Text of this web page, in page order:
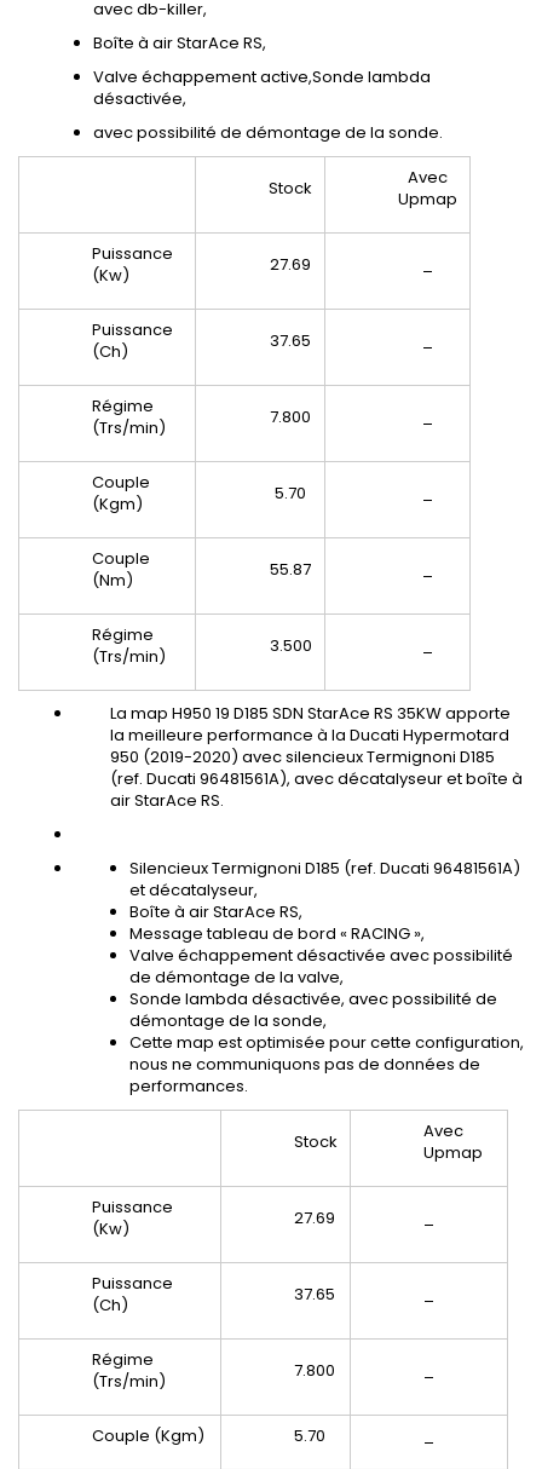
avec db-killer,
Boîte à air StarAce RS,
Valve échappement active,Sonde lambda
désactivée,
avec possibilité de démontage de la sonde.
Stock
Avec
Upmap
Puissance
(Kw)
27.69
Puissance
(Ch)
37.65
Régime
(Trs/min)
7.800
Couple
(Kgm)
5.70
Couple
(Nm)
55.87
Régime
(Trs/min)
3.500
La map H950 19 D185 SDN StarAce RS 35KW apporte
la meilleure performance à la Ducati Hypermotard
950 (2019-2020) avec silencieux Termignoni D185
(ref. Ducati 96481561A), avec décatalyseur et boîte à
air StarAce RS.
Silencieux Termignoni D185 (ref. Ducati 96481561A)
et décatalyseur,
Boîte à air StarAce RS,
Message tableau de bord « RACING »,
Valve échappement désactivée avec possibilité
de démontage de la valve,
Sonde lambda désactivée, avec possibilité de
démontage de la sonde,
Cette map est optimisée pour cette configuration,
nous ne communiquons pas de données de
performances.
Stock
Avec
Upmap
Puissance
(Kw)
27.69
Puissance
(Ch)
37.65
Régime
(Trs/min)
7.800
Couple (Kgm) 5.70